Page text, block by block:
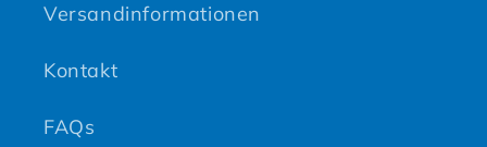
Versandinformationen
Kontakt
FAQs